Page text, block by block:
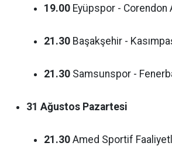
19.00 Eyüpspor - Corendon
21.30 Başakşehir -
21.30 Samsunspor -
31 Ağustos Pazartesi
21.30 Amed Sportif